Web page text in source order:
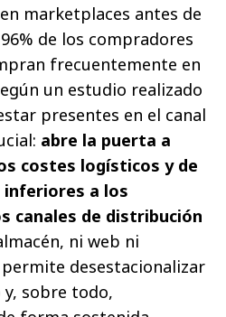
marketplaces antes de
de los compradores
frecuentemente en
un estudio realizado
presentes en el canal
abre la puerta a
costes logísticos y de
a los
canales de distribución
ni web ni
desestacionalizar
sobre todo,